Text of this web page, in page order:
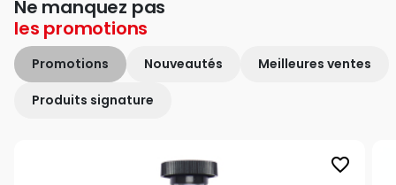
Ne manquez pas
les promotions
Promotions Nouveautés Meilleures ventes
Produits signature
favorite_border